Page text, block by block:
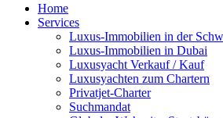
Home
Services
Luxus-Immobilien in der
Luxus-Immobilien in Dubai
Luxusyacht Verkauf / Kauf
Luxusyachten zum Chartern
Privatjet-Charter
Suchmandat